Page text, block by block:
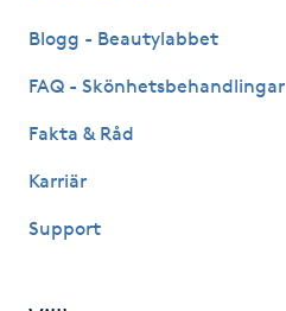
LPG-behandling
Luggklippning
Lymfmassage
Läpptatuering
Blogg - Beautylabbet
FAQ - Skönhetsbehandlingar
Fakta & Råd
Karriär
Support